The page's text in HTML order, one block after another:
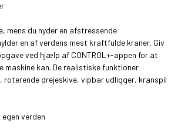
mens du nyder en afstressende
en af verdens mest kraftfulde kraner. Giv
ved hjælp af CONTROL+-appen for at
maskine kan. De realistiske funktioner
drejeskive, vipbar udligger, kranspil
verden